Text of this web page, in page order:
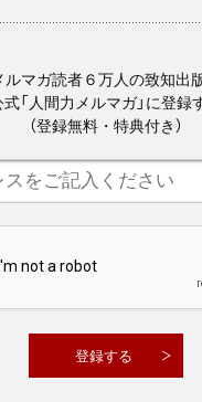
ルマガ読者６万人の致知出
「人間力メルマガ」に登録
（登録無料・特典付き）